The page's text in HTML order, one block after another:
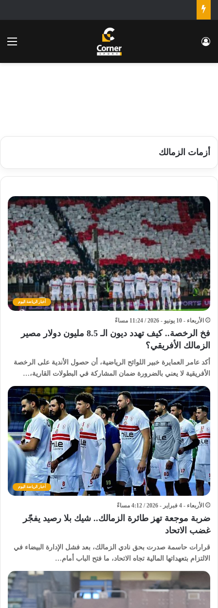
تسجيل الدخول
أزمات الزمالك
أخبار الرياضة اليوم
الأربعاء - 10 يونيو - 2026 / 11:24 مساءً
فخ الرخصة.. كيف تهدد ديون الـ 8.5 مليون دولار مصير
الزمالك الأفريقي؟
أكد عامر العمايرة خبير اللوائح الرياضية، أن حصول الأندية على الرخصة
الأفريقية لا يعني بالضرورة ضمان المشاركة في البطولات القارية،…
أخبار الرياضة اليوم
الأربعاء - 4 فبراير - 2026 / 4:12 مساءً
ضربة موجعة تهز طائرة الزمالك.. شيك بلا رصيد يفجّر
غضب الاتحاد
قرارات حاسمة صدرت بحق نادي الزمالك، بعد فشل الإدارة البيضاء في
الالتزام بتعهداتها المالية تجاه الاتحاد، ما فتح الباب أمام…